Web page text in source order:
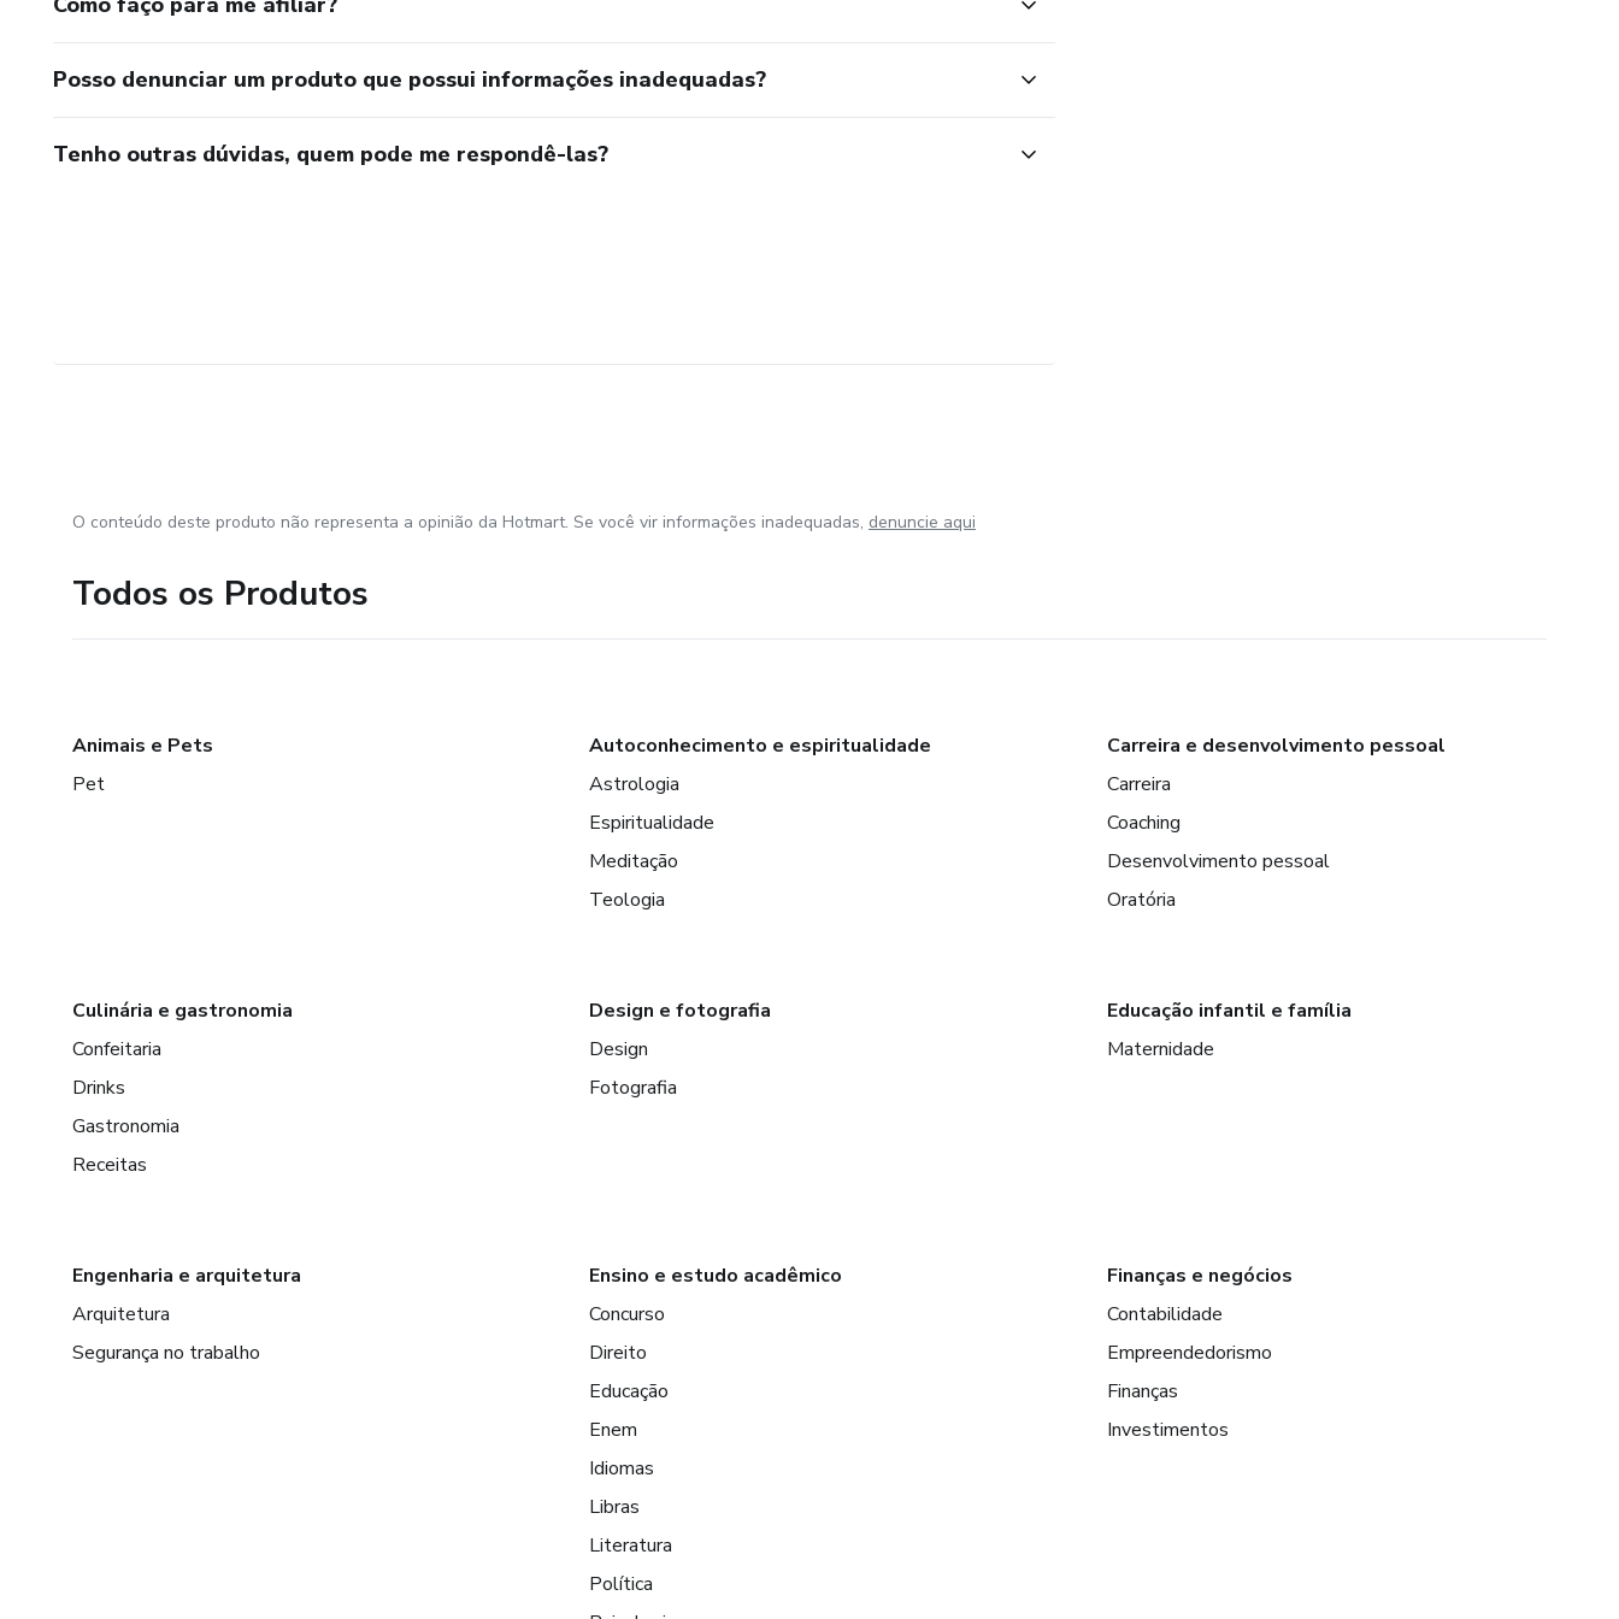
Posso denunciar um produto que possui informações inadequadas?
Tenho outras dúvidas, quem pode me respondê-las?
O conteúdo deste produto não representa a opinião da Hotmart. Se você vir informações inadequadas, denuncie aqui
Todos os Produtos
Animais e Pets
Pet
Autoconhecimento e espiritualidade
Astrologia
Espiritualidade
Meditação
Teologia
Carreira e desenvolvimento pessoal
Carreira
Coaching
Desenvolvimento pessoal
Oratória
Culinária e gastronomia
Confeitaria
Drinks
Gastronomia
Receitas
Design e fotografia
Design
Fotografia
Educação infantil e família
Maternidade
Engenharia e arquitetura
Arquitetura
Segurança no trabalho
Ensino e estudo acadêmico
Concurso
Direito
Educação
Enem
Idiomas
Libras
Literatura
Política
Finanças e negócios
Contabilidade
Empreendedorismo
Finanças
Investimentos